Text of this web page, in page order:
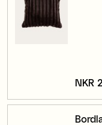
Pris :
NKR